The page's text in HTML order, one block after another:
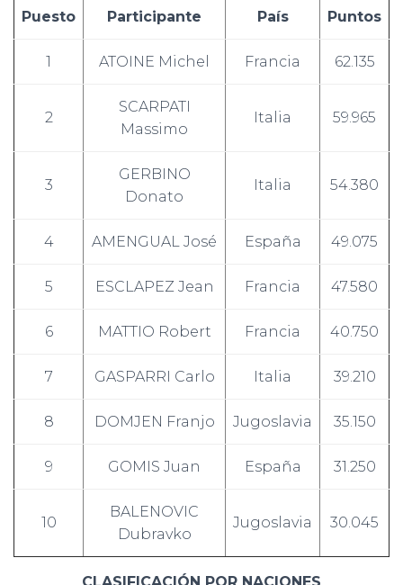
Puesto Participante País Puntos
1 ATOINE Michel Francia 62.135
2
SCARPATI
Massimo
Italia 59.965
3
GERBINO
Donato
Italia 54.380
4 AMENGUAL José España 49.075
5 ESCLAPEZ Jean Francia 47.580
6 MATTIO Robert Francia 40.750
7 GASPARRI Carlo Italia 39.210
8 DOMJEN Franjo Jugoslavia 35.150
9 GOMIS Juan España 31.250
10
BALENOVIC
Dubravko
Jugoslavia 30.045
CLASIFICACIÓN POR NACIONES